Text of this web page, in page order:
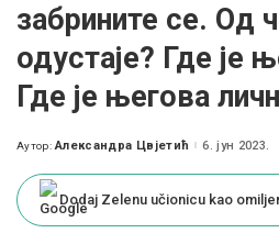
забрините се. Од
одустаје? Где је
Где је његова
Posted
Аутор: Александра Цвјетић 6. јун 2023.
Dodaj Zelenu učionicu kao